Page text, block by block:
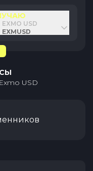
EXMO USD
EXMUSD
Exmo USD